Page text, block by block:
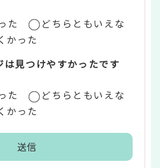
た
どちらともいえな
かった
見つけやすかったです
た
どちらともいえな
かった